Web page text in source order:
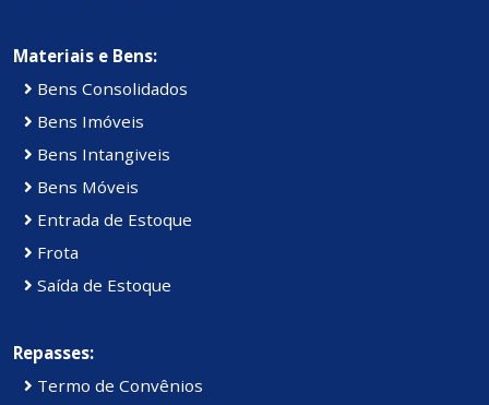
Materiais e Bens:
Bens Consolidados
Bens Imóveis
Bens Intangiveis
Bens Móveis
Entrada de Estoque
Frota
Saída de Estoque
Repasses:
Termo de Convênios